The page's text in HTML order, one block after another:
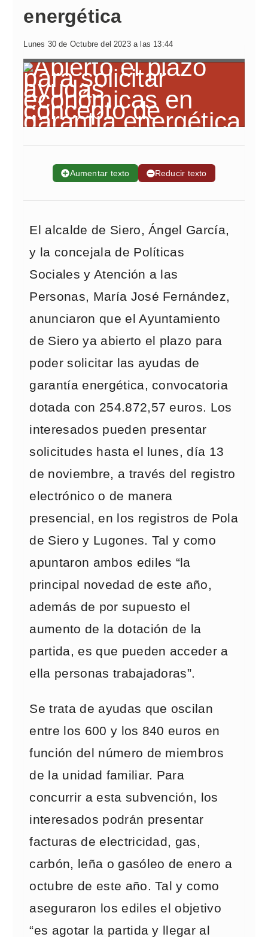
energética
Lunes 30 de Octubre del 2023 a las 13:44
➕Aumentar texto ➖Reducir texto
El alcalde de Siero, Ángel García,
y la concejala de Políticas
Sociales y Atención a las
Personas, María José Fernández,
anunciaron que el Ayuntamiento
de Siero ya abierto el plazo para
poder solicitar las ayudas de
garantía energética, convocatoria
dotada con 254.872,57 euros. Los
interesados pueden presentar
solicitudes hasta el lunes, día 13
de noviembre, a través del registro
electrónico o de manera
presencial, en los registros de Pola
de Siero y Lugones. Tal y como
apuntaron ambos ediles “la
principal novedad de este año,
además de por supuesto el
aumento de la dotación de la
partida, es que pueden acceder a
ella personas trabajadoras”.
Se trata de ayudas que oscilan
entre los 600 y los 840 euros en
función del número de miembros
de la unidad familiar. Para
concurrir a esta subvención, los
interesados podrán presentar
facturas de electricidad, gas,
carbón, leña o gasóleo de enero a
octubre de este año. Tal y como
aseguraron los ediles el objetivo
“es agotar la partida y llegar al